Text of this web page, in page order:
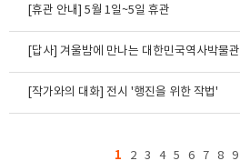
[휴관 안내] 5월 1일~5일 휴관
[답사] 겨울밤에 만나는 대한민국역사박물관
[작가와의 대화] 전시 '행진을 위한 작법'
1 2 3 4 5 6 7 8 9